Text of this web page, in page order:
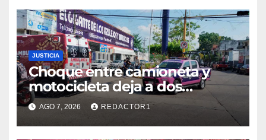
JUSTICIA
Choque entre camioneta y
motocicleta deja a dos
jóvenes lesionados en la
colonia 27 de Septiembre de
Poza Rica
AGO 7, 2026 REDACTOR1